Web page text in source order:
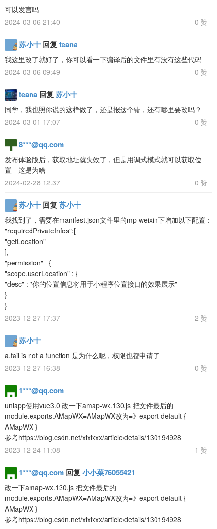
可以发言吗
2024-03-06 21:40
0 赞
苏小十 回复 teana
我这里改了就好了，你可以看一下编译后的文件里有没有这些代码
2024-03-06 09:49
0 赞
teana 回复 苏小十
同学，我也照你说的这样做了，还是报这个错，还有哪里要改吗？
2024-03-01 17:07
0 赞
8***@qq.com
发布体验版后，获取地址就失效了，但是用调式模式就可以获取位
置，这是为啥
2024-02-28 12:37
0 赞
苏小十 回复 苏小十
我找到了，需要在manifest.json文件里的mp-weixin下增加以下配置：
"requiredPrivateInfos":[
"getLocation"
],
"permission" : {
"scope.userLocation" : {
"desc" : "你的位置信息将用于小程序位置接口的效果展示"
}
}
2023-12-27 17:37
2 赞
苏小十
a.fail is not a function 是为什么呢，权限也都申请了
2023-12-27 16:38
0 赞
1***@qq.com
uniapp使用vue3.0 改一下amap-wx.130.js 把文件最后的
module.exports.AMapWX=AMapWX改为=》export default {
AMapWX }
参考https://blog.csdn.net/xixixxx/article/details/130194928
2023-12-24 11:08
1 赞
1***@qq.com 回复 小小菜76055421
改一下amap-wx.130.js 把文件最后的
module.exports.AMapWX=AMapWX改为=》export default {
AMapWX }
参考https://blog.csdn.net/xixixxx/article/details/130194928